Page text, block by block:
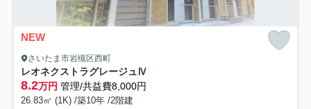
NEW
さいたま市岩槻区西町
レオネクストラグレージュⅣ
8.2万円 管理/共益費8,000円
26.83㎡ (1K) /築10年 /2階建